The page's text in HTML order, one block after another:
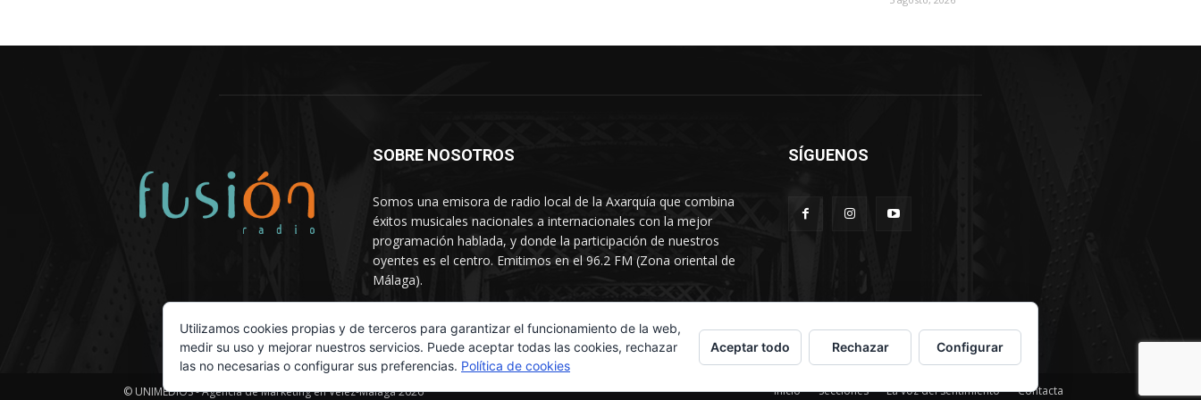
SOBRE NOSOTROS
Somos una emisora de radio local de la Axarquía que combina
éxitos musicales nacionales a internacionales con la mejor
programación hablada, y donde la participación de nuestros
oyentes es el centro. Emitimos en el 96.2 FM (Zona oriental de
Málaga).
SÍGUENOS
© UNIMEDIOS - Agencia de Marketing en Vélez-Málaga 2026 Inicio Secciones La voz del sentimiento Contacta
Utilizamos cookies propias y de terceros para garantizar el funcionamiento de la web,
medir su uso y mejorar nuestros servicios. Puede aceptar todas las cookies, rechazar
las no necesarias o configurar sus preferencias. Política de cookies
Aceptar todo Rechazar Configurar